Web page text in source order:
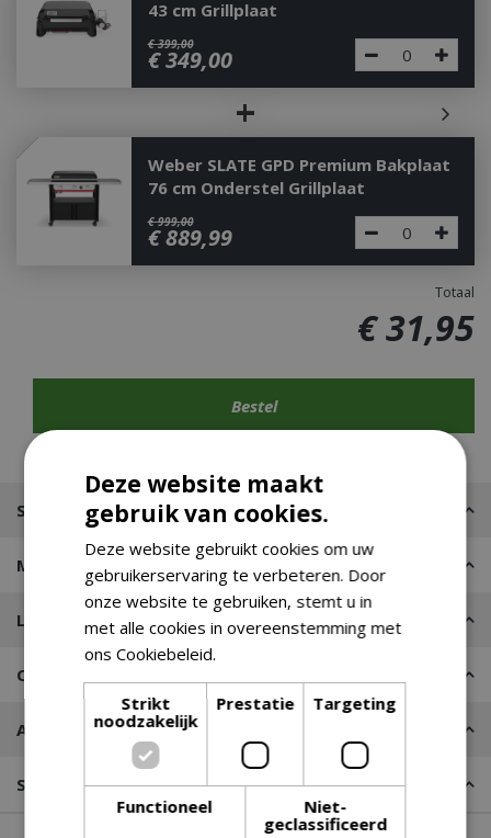
43 cm Grillplaat
€ 399,00
€ 349,00
+
Weber SLATE GPD Premium Bakplaat
76 cm Onderstel Grillplaat
€ 999,00
€ 889,99
Totaal
€31,95
Specificaties
Merk
Leveren of Afhalen
Contact
Advies nodig?
Stel een vraag
Deze website maakt
gebruik van cookies.
Deze website gebruikt cookies om uw
gebruikerservaring te verbeteren. Door
onze website te gebruiken, stemt u in
met alle cookies in overeenstemming met
ons Cookiebeleid.
Strikt
noodzakelijk
Prestatie Targeting
Functioneel
Niet-
geclassificeerd